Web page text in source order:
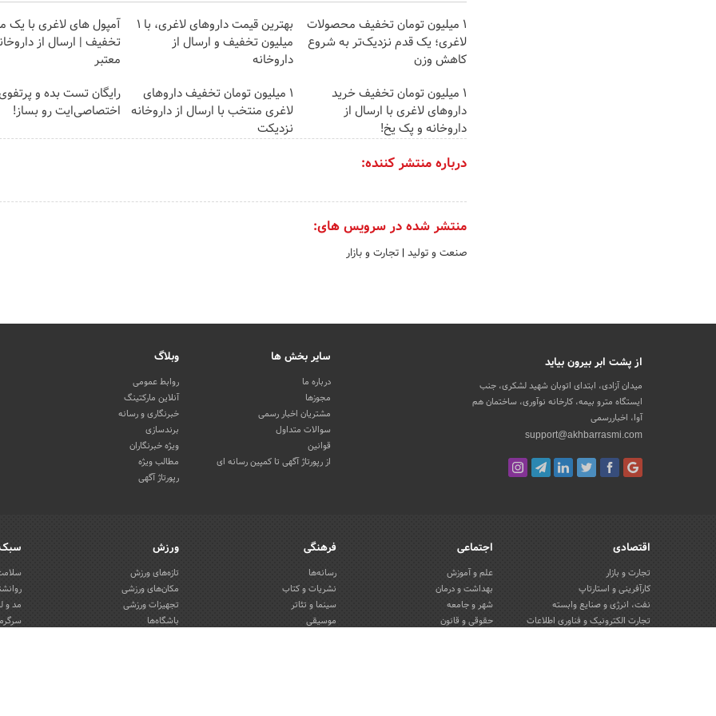
۱ میلیون تومان تخفیف محصولات
لاغری؛ یک قدم نزدیک‌تر به شروع
کاهش وزن
بهترین قیمت داروهای لاغری، با ۱
میلیون تخفیف و ارسال از
داروخانه‌
آمپول های لاغری با یک
تخفیف | ارسال از
معتبر
1 میلیون تومان تخفیف خرید
داروهای لاغری با ارسال از
داروخانه و پک یخ!
۱ میلیون تومان تخفیف داروهای
لاغری منتخب با ارسال از داروخانه
نزدیکت
رایگان تست بده و
اختصاصی‌ایت رو بساز!
درباره منتشر کننده:
منتشر شده در سرویس های:
صنعت و تولید | تجارت و بازار
از پشت ابر بیرون بیاید
میدان آزادی، ابتدای اتوبان شهید لشکری، جنب
ایستگاه مترو بیمه، کارخانه نوآوری، ساختمان هم
آوا، اخباررسمی
support@akhbarrasmi.com
سایر بخش ها
درباره ما
مجوزها
مشتریان اخبار رسمی
سوالات متداول
قوانین
از رپورتاژ آگهی تا کمپین رسانه ای
وبلاگ
روابط عمومی
آنلاین مارکتینگ
خبرنگاری و رسانه
برندسازی
ویژه خبرنگاران
مطالب ویژه
رپورتاژ آگهی
اقتصادی
تجارت و بازار
کارآفرینی و استارتاپ
نفت، انرژی و صنایع وابسته
تجارت الکترونیک و فناوری اطلاعات
اجتماعی
علم و آموزش
بهداشت و درمان
شهر و جامعه
حقوقی و قانون
فرهنگی
رسانه‌ها
نشریات و کتاب
سینما و تئاتر
موسیقی
ورزش
تازه‌های ورزش
مکان‌های ورزشی
تجهیزات ورزشی
باشگاه‌ها
مد و